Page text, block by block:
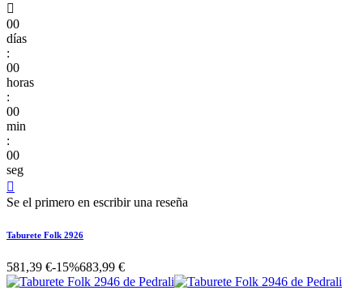

00
días
:
00
horas
:
00
min
:
00
seg

Se el primero en escribir una reseña
Taburete Folk 2926
581,39 €-15%683,99 €